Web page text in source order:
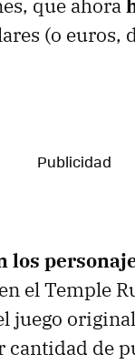
que ahora
(o euros,
los
el Temple
juego
cantidad de